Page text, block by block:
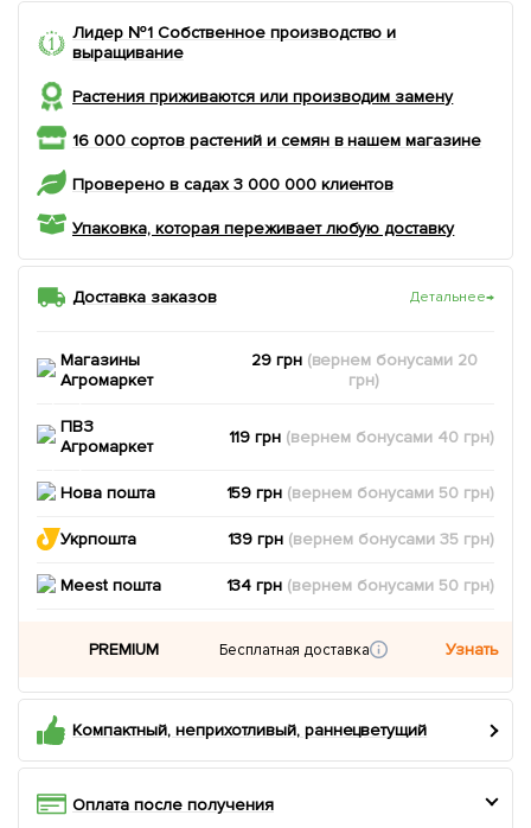
Лидер №1 Собственное производство и
выращивание
Растения приживаются или производим замену
16 000 сортов растений и семян в нашем магазине
Проверено в садах 3 000 000 клиентов
Упаковка, которая переживает любую доставку
Доставка заказов Детальнее→
Магазины
Агромаркет
29 грн (вернем бонусами 20
грн)
ПВЗ
Агромаркет
119 грн (вернем бонусами 40 грн)
Нова пошта 159 грн (вернем бонусами 50 грн)
Укрпошта 139 грн (вернем бонусами35 грн)
Meest пошта 134 грн (вернем бонусами 50 грн)
PREMIUM Бесплатная доставка Узнать
Компактный, неприхотливый, раннецветущий
Оплата после получения